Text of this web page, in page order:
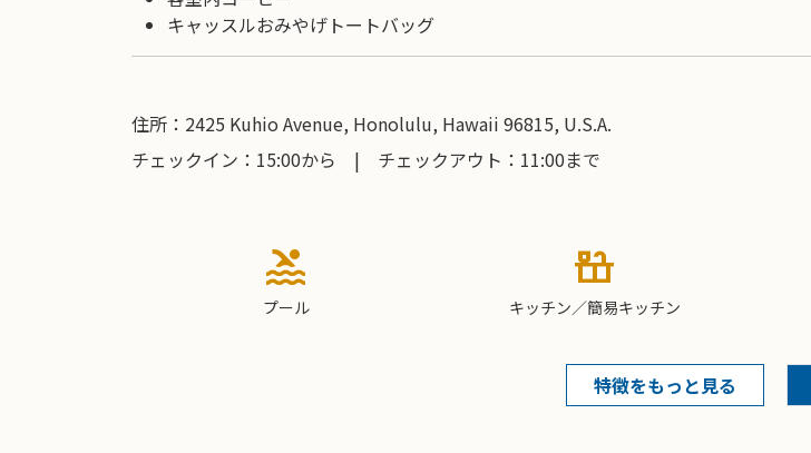
キャッスルおみやげトートバッグ
住所：2425 Kuhio Avenue, Honolulu, Hawaii 96815, U.S.A.
チェックイン：15:00から | チェックアウト：11:00まで
pool
プール
countertops
キッチン／簡易キッチン
特徴をもっと見る